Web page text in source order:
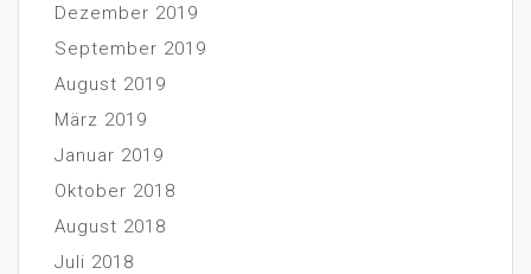
Dezember 2019
September 2019
August 2019
März 2019
Januar 2019
Oktober 2018
August 2018
Juli 2018